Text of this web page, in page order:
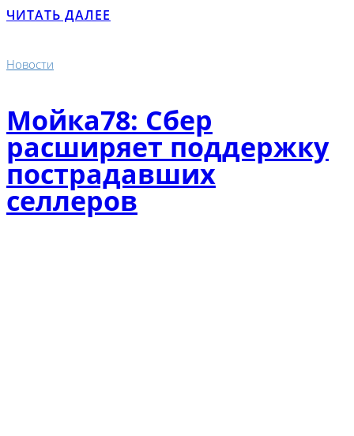
ЧИТАТЬ ДАЛЕЕ
Новости
Мойка78: Сбер
расширяет поддержку
пострадавших
селлеров